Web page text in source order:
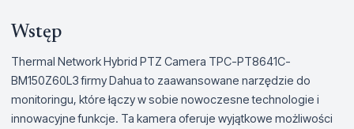
Wstęp
Thermal Network Hybrid PTZ Camera TPC-PT8641C-
BM150Z60L3 firmy Dahua to zaawansowane narzędzie do
monitoringu, które łączy w sobie nowoczesne technologie i
innowacyjne funkcje. Ta kamera oferuje wyjątkowe możliwości